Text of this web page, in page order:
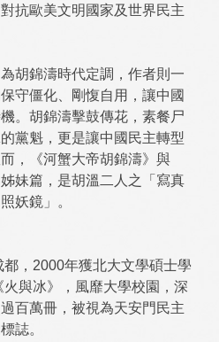
抗歐美文明國家及世界民主
胡錦濤時代定調，作者則一
守僵化、剛愎自用，讓中國
。胡錦濤擊鼓傳花，素餐尸
黨魁，更是讓中國民主轉型
，《河蟹大帝胡錦濤》與
妹篇，是胡溫二人之「寫真
妖鏡」。
，2000年獲北大文學碩士學
與冰》，風靡大學校園，深
百萬冊，被視為天安門民主
誌。